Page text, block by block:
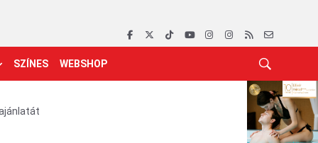
SZÍNES WEBSHOP